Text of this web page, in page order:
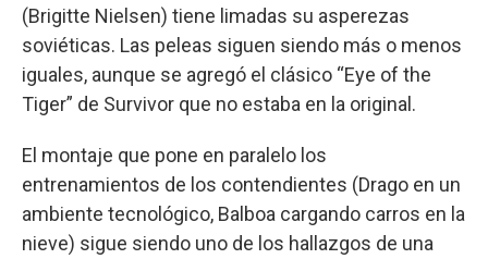
(Brigitte Nielsen) tiene limadas su asperezas
soviéticas. Las peleas siguen siendo más o menos
iguales, aunque se agregó el clásico “Eye of the
Tiger” de Survivor que no estaba en la original.
El montaje que pone en paralelo los
entrenamientos de los contendientes (Drago en un
ambiente tecnológico, Balboa cargando carros en la
nieve) sigue siendo uno de los hallazgos de una